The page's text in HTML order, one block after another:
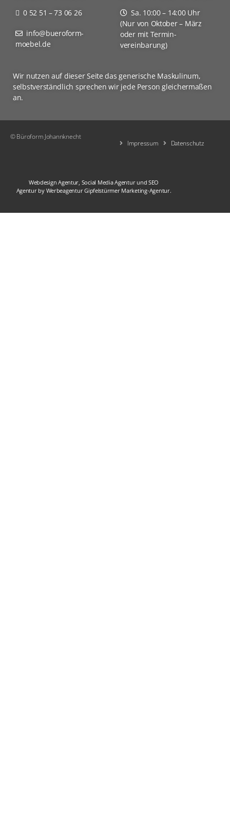
0 52 51 – 73 06 26
info@bueroform-
moebel.de
Sa. 10:00 – 14:00 Uhr
(Nur von Oktober – März
oder mit Termin­
vereinbarung)
Wir nutzen auf dieser Seite das generische Maskulinum,
selbstverständlich sprechen wir jede Person gleichermaßen
an.
© Büroform Johannknecht
Impressum Datenschutz
Webdesign Agentur, Social Media Agenturund SEO
Agenturby WerbeagenturGipfelstürmer Marketing-Agentur.